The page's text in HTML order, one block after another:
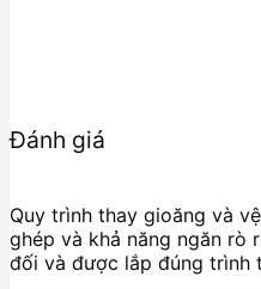
Đánh giá
Quy trình thay gioăng và
ghép và khả năng ngăn rò
đối và được lắp đúng trình